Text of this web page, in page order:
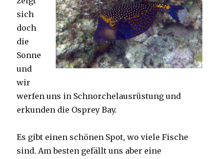
sich
doch
die
Sonne
und
wir
werfen uns in Schnorchelausrüstung und
erkunden die Osprey Bay.
Es gibt einen schönen Spot, wo viele Fische
sind. Am besten gefällt uns aber eine